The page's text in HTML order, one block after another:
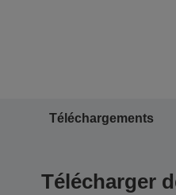
Téléchargements
Télécharger